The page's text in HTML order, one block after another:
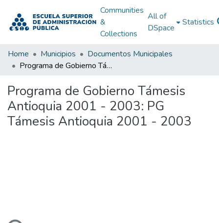
Communities
&
Collections
All of
DSpace
Statistics
Home Municipios
Documentos Municipales
Programa de Gobierno Támesis Antioquia 2001 - 2003: PG Támesis Antioquia 2001 - 2003
Programa de Gobierno Támesis
Antioquia 2001 - 2003: PG
Támesis Antioquia 2001 - 2003